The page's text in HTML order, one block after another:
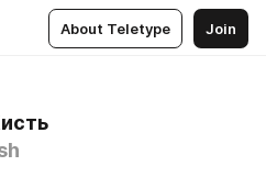
About Teletype Join